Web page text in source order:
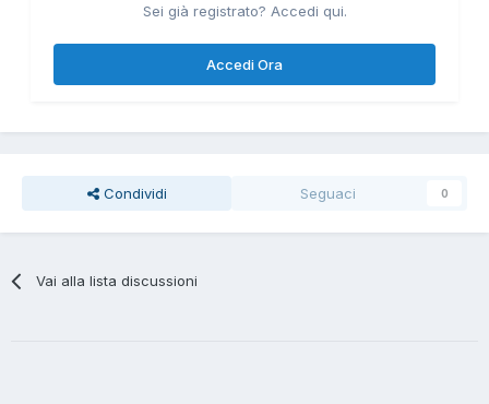
Sei già registrato? Accedi qui.
Accedi Ora
Condividi Seguaci 0
Vai alla lista discussioni